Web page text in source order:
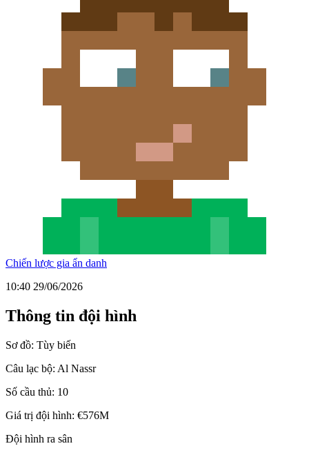
Chiến lược gia ẩn danh
10:40 29/06/2026
Thông tin đội hình
Sơ đồ: Tùy biến
Câu lạc bộ: Al Nassr
Số cầu thủ: 10
Giá trị đội hình: €576M
Đội hình ra sân